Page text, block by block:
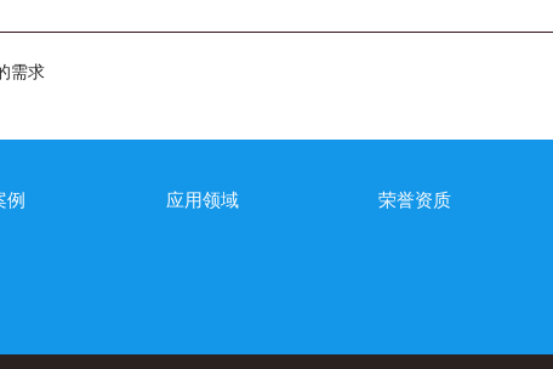
需求
例 应用领域 荣誉资质